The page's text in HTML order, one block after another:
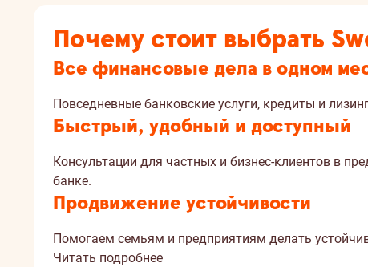
Почему стоит выбрать
Все финансовые дела в одном
Повседневные банковские услуги, кредиты и
Быстрый, удобный и доступный
Консультации для частных и бизнес-клиентов в
банке.
Продвижение устойчивости
Помогаем семьям и предприятиям делать
Читать подробнее